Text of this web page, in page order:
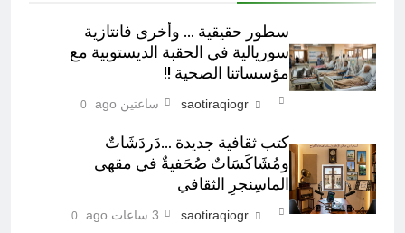
سطور حقيقية … وأخرى فانتازية
سوريالية في الحقبة الديستوبية مع
مؤسساتنا الصحية !!
saotiraqiogr ساعتين ago 0
كتب ثقافية جديدة …دَردَشَاتٌ
ومُشَاكَسَاتٌ صُحَفيةٌ في مقهى
الماسِنجرِ الثقافي
saotiraqiogr 3 ساعات ago 0